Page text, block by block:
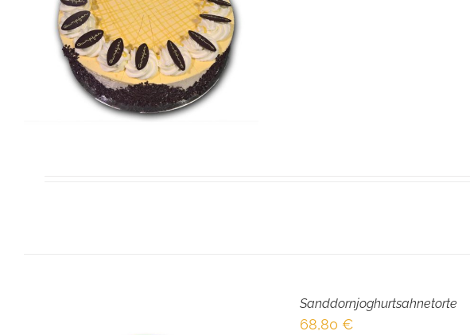
Sanddornjoghurtsahnetorte
68,80 €